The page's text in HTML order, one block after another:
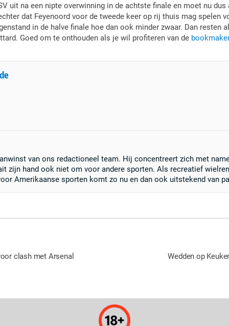
uit na een nipte overwinning in de achtste finale en moet nu dus
dat Feyenoord voor de tweede keer op rij thuis mag spelen
in de halve finale hoe dan ook minder zwaar. Dan resten
Goed om te onthouden als je wil profiteren van de
van ons redactioneel team. Hij concentreert zich met
zijn hand ook niet om voor andere sporten. Als recreatief
Amerikaanse sporten komt zo nu en dan ook uitstekend van
Wedden op
clash met Arsenal